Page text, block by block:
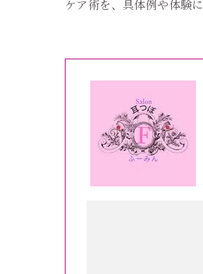
ケア術を、具体例や体験